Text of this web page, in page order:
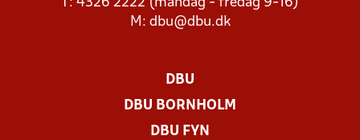
T: 4326 2222 (mandag - fredag 9-16)
M: dbu@dbu.dk
DBU
DBU BORNHOLM
DBU FYN